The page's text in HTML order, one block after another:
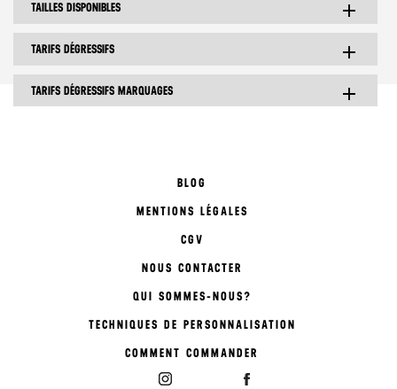
TAILLES DISPONIBLES add
TARIFS DÉGRESSIFS add
TARIFS DÉGRESSIFS MARQUAGES add
BLOG
MENTIONS LÉGALES
CGV
NOUS CONTACTER
QUI SOMMES-NOUS?
TECHNIQUES DE PERSONNALISATION
COMMENT COMMANDER